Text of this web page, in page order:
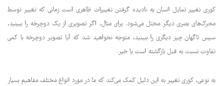
کوری تغییر تمایل انسان به نادیده گرفتن تغییرات ظاهری است زمانی که تغییر توسط
محرک‌های بصری دیگر مختل می‌شود. برای مثال، اگر تصویری از یک دوچرخه را ببینید،
سپس ناگهان چیز دیگری را ببینید، متوجه نخواهید شد که آیا تصویر دوچرخه با کمی
تفاوت نسبت به قبل بازگشته است یا خیر.
به نوعی، کوری تغییر به این دلیل کمک می‌کند که ما در مورد انواع مختلف مفاهیم بسیار